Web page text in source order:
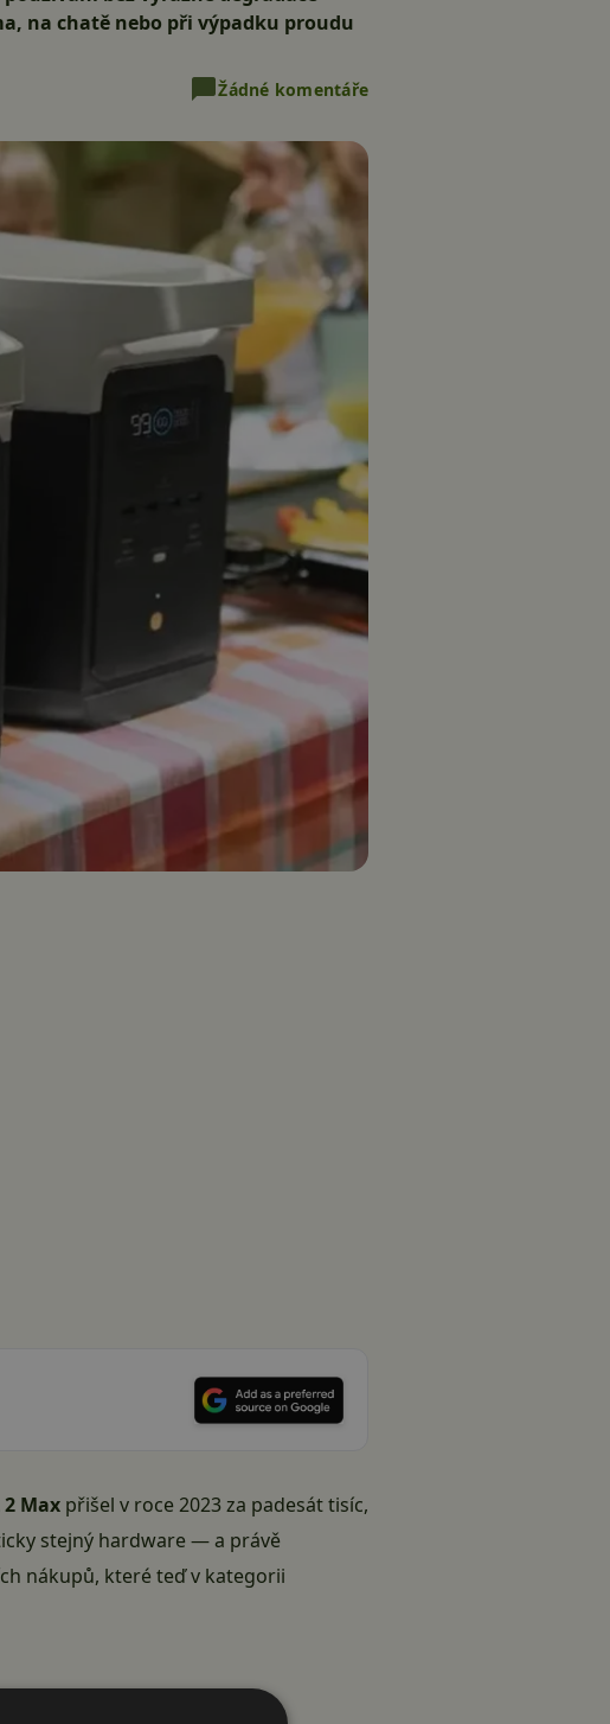
na chatě nebo při výpadku proudu
Žádné komentáře
2 Max přišel v roce 2023 za padesát tisíc,
stejný hardware — a právě
nákupů, které teď v kategorii